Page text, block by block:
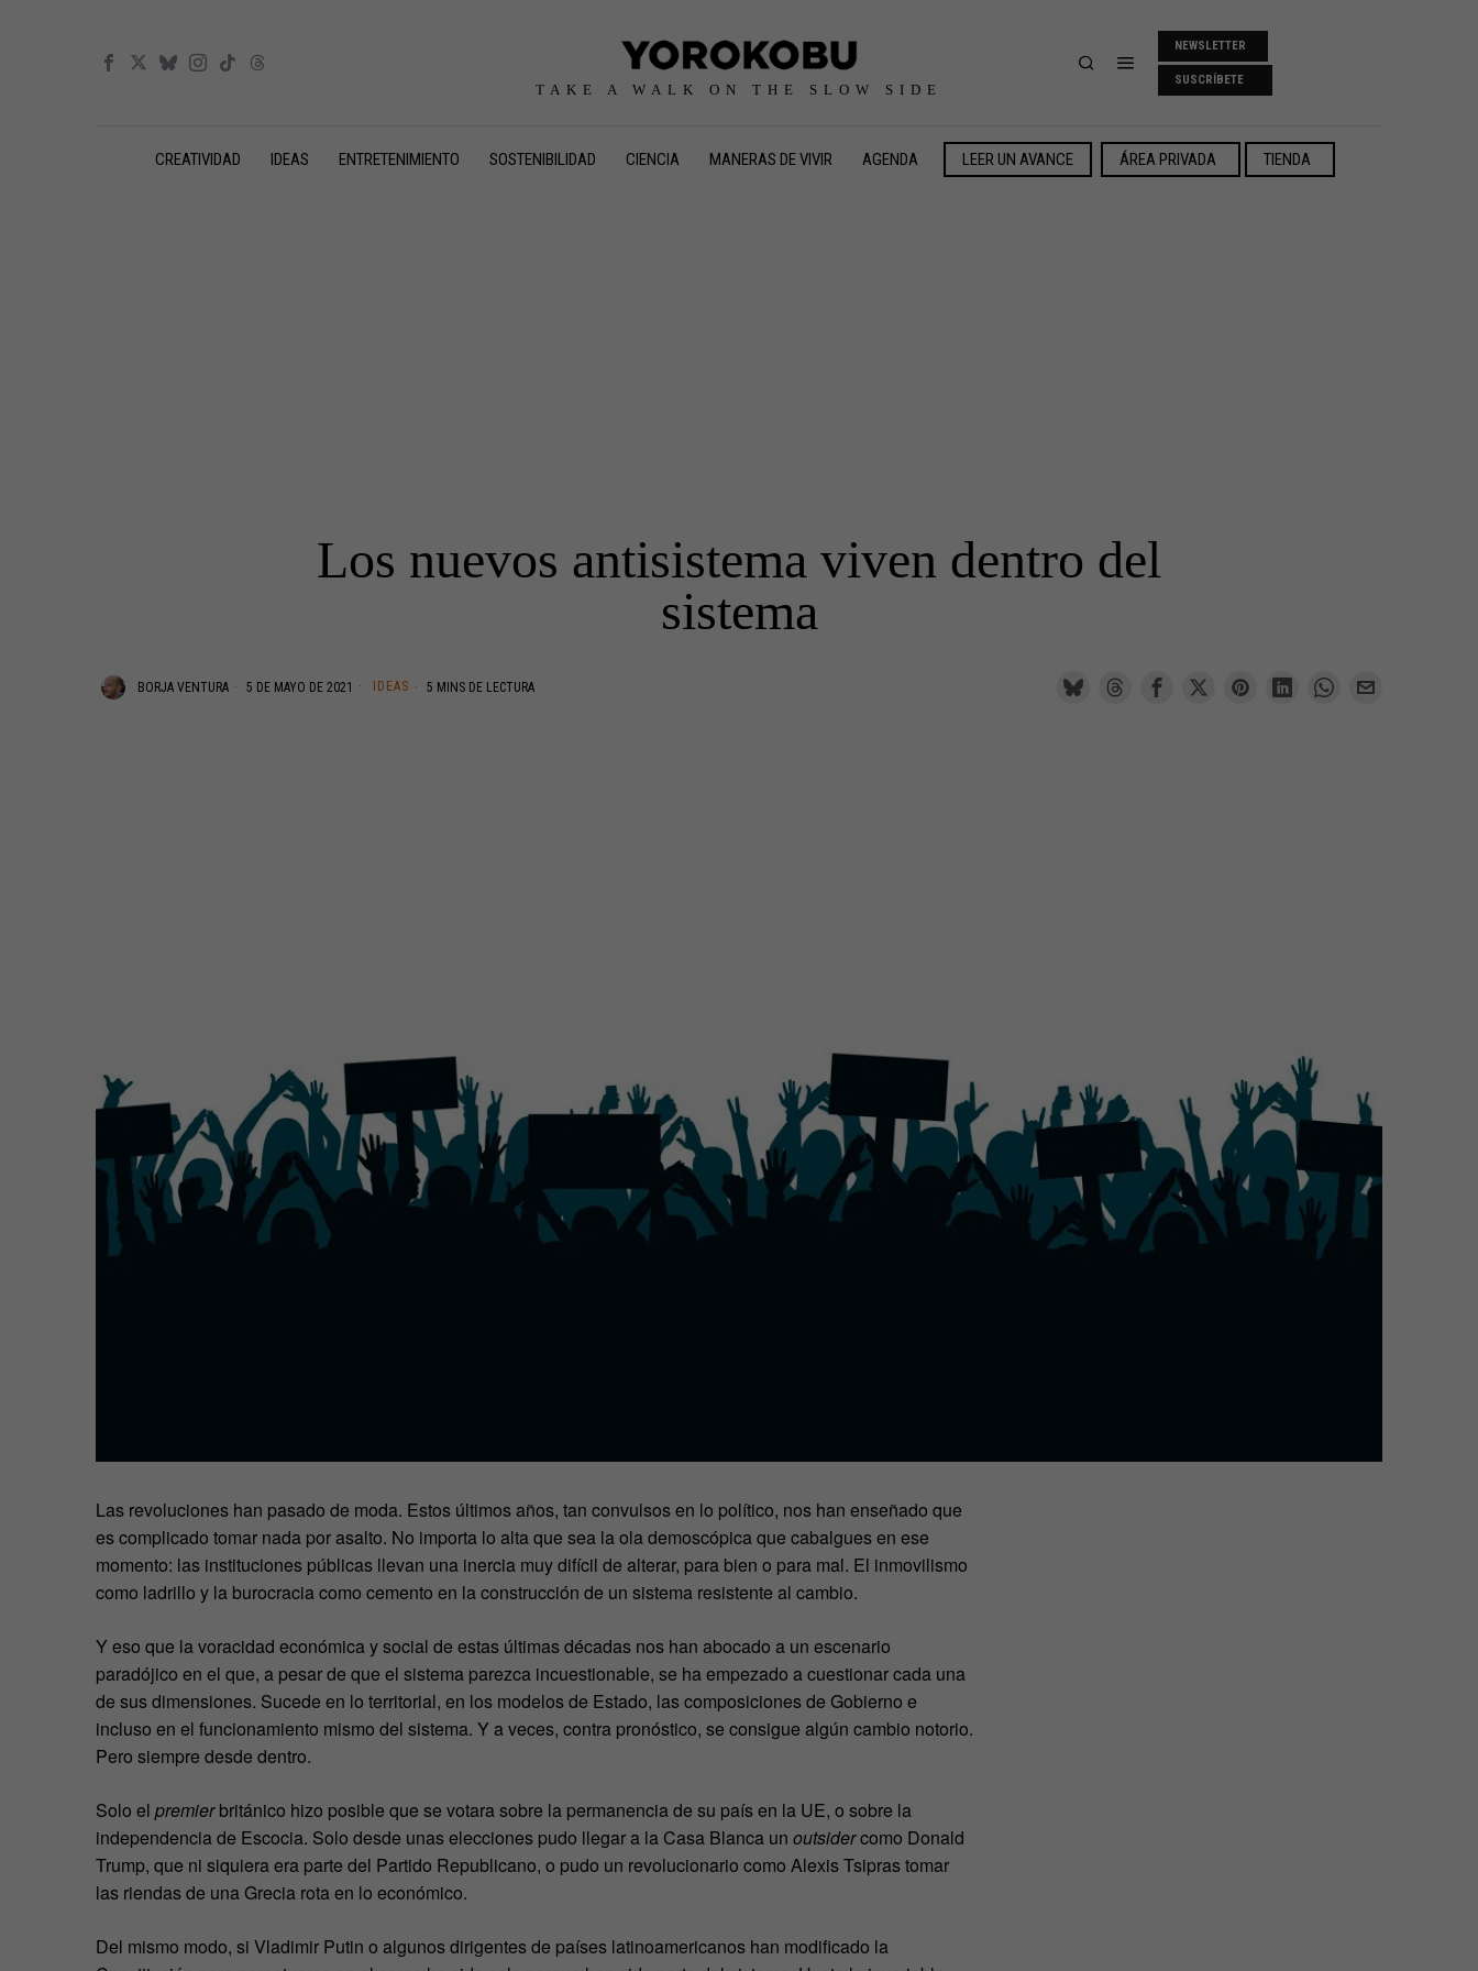
TAKE A WALK ON THE SLOW SIDE
NEWSLETTER
SUSCRÍBETE
CREATIVIDAD IDEAS ENTRETENIMIENTO SOSTENIBILIDAD CIENCIA MANERAS DE VIVIR AGENDA LEER UN AVANCE ÁREA PRIVADA TIENDA
Los nuevos antisistema viven dentro del
sistema
BORJA VENTURA 5 DE MAYO DE 2021 IDEAS 5 MINS DE LECTURA
Las revoluciones han pasado de moda. Estos últimos años, tan convulsos en lo político, nos han enseñado que
es complicado tomar nada por asalto. No importa lo alta que sea la ola demoscópica que cabalgues en ese
momento: las instituciones públicas llevan una inercia muy difícil de alterar, para bien o para mal. El inmovilismo
como ladrillo y la burocracia como cemento en la construcción de un sistema resistente al cambio.
Y eso que la voracidad económica y social de estas últimas décadas nos han abocado a un escenario
paradójico en el que, a pesar de que el sistema parezca incuestionable, se ha empezado a cuestionar cada una
de sus dimensiones. Sucede en lo territorial, en los modelos de Estado, las composiciones de Gobierno e
incluso en el funcionamiento mismo del sistema. Y a veces, contra pronóstico, se consigue algún cambio notorio.
Pero siempre desde dentro.
Solo el premierbritánico hizo posible que se votara sobre la permanencia de su país en la UE, o sobre la
independencia de Escocia. Solo desde unas elecciones pudo llegar a la Casa Blanca un outsidercomo Donald
Trump, que ni siquiera era parte del Partido Republicano, o pudo un revolucionario como Alexis Tsipras tomar
las riendas de una Grecia rota en lo económico.
Del mismo modo, si Vladimir Putin o algunos dirigentes de países latinoamericanos han modificado la